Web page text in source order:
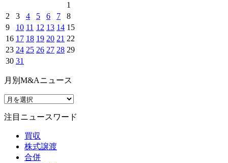
1
2
3 4 5 6 7
8
9
10 11 12 13 14 15
16 17 18 19 20 21 22
23 24 25 26 27 28 29
30 31
月別M&Aニュース
注目ニュースワード
買収
株式譲渡
合併